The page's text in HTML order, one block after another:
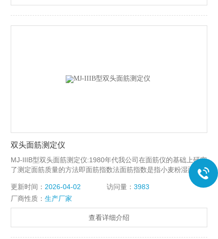
双头面筋测定仪
MJ-IIIB型双头面筋测定仪:1980年代我公司在面筋仪的基础上研究
了测定面筋质量的方法即面筋指数法面筋指数是指小麦粉湿面筋
更新时间： 2026-04-02 访问量： 3983
厂商性质：生产厂家
查看详细介绍